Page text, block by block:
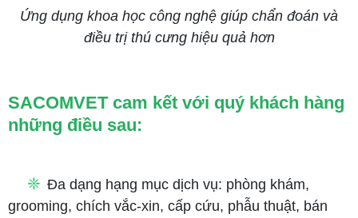
Ứng dụng khoa học công nghệ giúp chẩn đoán và
điều trị thú cưng hiệu quả hơn
SACOMVET cam kết với quý khách hàng
những điều sau:
❈ Đa dạng hạng mục dịch vụ: phòng khám,
grooming, chích vắc-xin, cấp cứu, phẫu thuật, bán